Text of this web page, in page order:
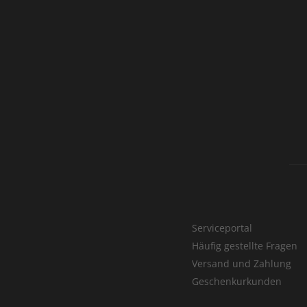
Serviceportal
Häufig gestellte Fragen
Versand und Zahlung
Geschenkurkunden